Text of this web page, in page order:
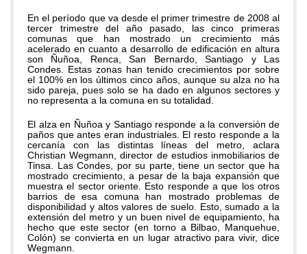
En el período que va desde el primer trimestre de 2008 al
tercer trimestre del año pasado, las cinco primeras
comunas que han mostrado un crecimiento más
acelerado en cuanto a desarrollo de edificación en altura
son Ñuñoa, Renca, San Bernardo, Santiago y Las
Condes. Estas zonas han tenido crecimientos por sobre
el 100% en los últimos cinco años, aunque su alza no ha
sido pareja, pues solo se ha dado en algunos sectores y
no representa a la comuna en su totalidad.
El alza en Ñuñoa y Santiago responde a la conversión de
paños que antes eran industriales. El resto responde a la
cercanía con las distintas líneas del metro, aclara
Christian Wegmann, director de estudios inmobiliarios de
Tinsa. Las Condes, por su parte, tiene un sector que ha
mostrado crecimiento, a pesar de la baja expansión que
muestra el sector oriente. Esto responde a que los otros
barrios de esa comuna han mostrado problemas de
disponibilidad y altos valores de suelo. Esto, sumado a la
extensión del metro y un buen nivel de equipamiento, ha
hecho que este sector (en torno a Bilbao, Manquehue,
Colón) se convierta en un lugar atractivo para vivir, dice
Wegmann.